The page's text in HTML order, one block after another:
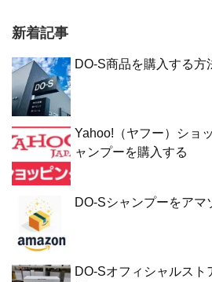
新着記事
DO-S商品を購入する方
Yahoo!（ヤフー）ショ
ャンプーを購入する
DO-Sシャンプーをアマ
DO-Sオフィシャルス